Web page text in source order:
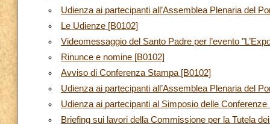
Udienza ai partecipanti all’Assemblea Plenaria del
Le Udienze [B0102]
Videomessaggio del Santo Padre per l’evento
Rinunce e nomine [B0102]
Avviso di Conferenza Stampa [B0102]
Udienza ai partecipanti all’Assemblea Plenaria del
Udienza ai partecipanti al Simposio delle
Briefing sui lavori della Commissione per la Tutela